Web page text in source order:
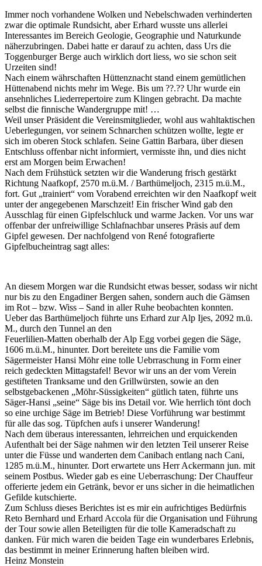
Immer noch vorhandene Wolken und Nebelschwaden verhinderten
zwar die optimale Rundsicht, aber Erhard wusste uns allerlei
Interessantes im Bereich Geologie, Geographie und Naturkunde
näherzubringen. Dabei hatte er darauf zu achten, dass Urs die
Toggenburger Berge auch wirklich dort liess, wo sie schon seit
Urzeiten sind!
Nach einem währschaften Hüttenznacht stand einem gemütlichen
Hüttenabend nichts mehr im Wege. Bis um ??.?? Uhr wurde ein
ansehnliches Liederrepertoire zum Klingen gebracht. Da machte
selbst die finnische Wandergruppe mit! …
Weil unser Präsident die Vereinsmitglieder, wohl aus wahltaktischen
Ueberlegungen, vor seinem Schnarchen schützen wollte, legte er
sich im oberen Stock schlafen. Seine Gattin Barbara, über diesen
Entschluss offenbar nicht informiert, vermisste ihn, und dies nicht
erst am Morgen beim Erwachen!
Nach dem Frühstück setzten wir die Wanderung frisch gestärkt
Richtung Naafkopf, 2570 m.ü.M. / Barthümeljoch, 2315 m.ü.M.,
fort. Gut „trainiert“ vom Vorabend erreichten wir den Naafkopf weit
unter der angegebenen Marschzeit! Ein frischer Wind gab den
Ausschlag für einen Gipfelschluck und warme Jacken. Vor uns war
offenbar der unfreiwillige Schlafnachbar unseres Präsis auf dem
Gipfel gewesen. Der nachfolgend von René fotografierte
Gipfelbucheintrag sagt alles:
An diesem Morgen war die Rundsicht etwas besser, sodass wir nicht
nur bis zu den Engadiner Bergen sahen, sondern auch die Gämsen
im Rot – bzw. Wiss – Sand in aller Ruhe beobachten konnten.
Ueber das Barthümeljoch führte uns Erhard zur Alp Ijes, 2092 m.ü.
M., durch den Tunnel an den
Feuerlilien-Matten oberhalb der Alp Egg vorbei gegen die Säge,
1606 m.ü.M., hinunter. Dort bereitete uns die Familie vom
Sägermeister Hansi Möhr eine tolle Uebrraschung in Form einer
reich gedeckten Mittagstafel! Bevor wir uns an der vom Verein
gestifteten Tranksame und den Grillwürsten, sowie an den
selbstgebackenen „Möhr-Süssigkeiten“ gütlich taten, führte uns
Säger-Hansi „seine“ Säge bis ins Detail vor. Wie herrlich tönt doch
so eine urchige Säge im Betrieb! Diese Vorführung war bestimmt
für alle das sog. Tüpfchen aufs i unserer Wanderung!
Nach dem überaus interessanten, lehrreichen und erquickenden
Aufenthalt bei der Säge nahmen wir den letzten Teil unserer Reise
unter die Füsse und wanderten dem Canibach entlang nach Cani,
1285 m.ü.M., hinunter. Dort erwartete uns Herr Ackermann jun. mit
seinem Postbus. Wieder gab es eine Ueberraschung: Der Chauffeur
offerierte jedem ein Getränk, bevor er uns sicher in die heimatlichen
Gefilde kutschierte.
Zum Schluss dieses Berichtes ist es mir ein aufrichtiges Bedürfnis
Reto Bernhard und Erhard Accola für die Organisation und Führung
der Tour sowie allen Beteiligten für die tolle Kameradschaft zu
danken. Für mich waren die beiden Tage ein wunderbares Erlebnis,
das bestimmt in meiner Erinnerung haften bleiben wird.
Heinz Monstein